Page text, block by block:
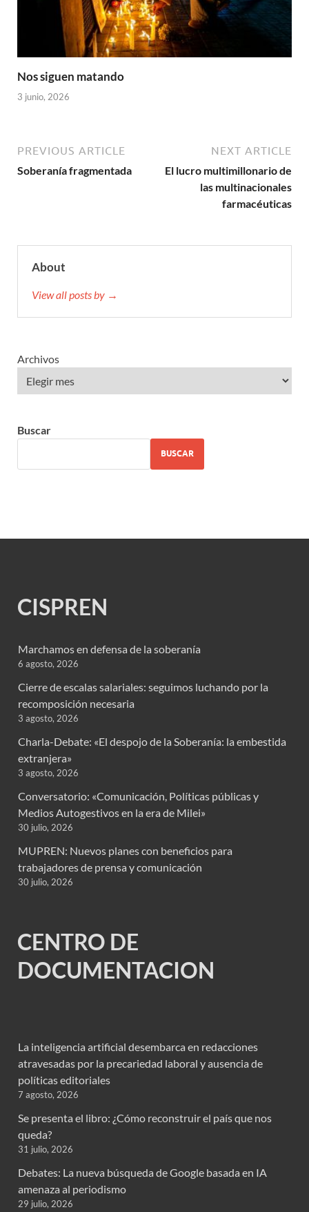
Nos siguen matando
3 junio, 2026
PREVIOUS ARTICLE
Soberanía fragmentada
NEXT ARTICLE
El lucro multimillonario de
las multinacionales
farmacéuticas
About
View all posts by →
Archivos
Buscar
BUSCAR
CISPREN
Marchamos en defensa de la soberanía
6 agosto, 2026
Cierre de escalas salariales: seguimos luchando por la
recomposición necesaria
3 agosto, 2026
Charla-Debate: «El despojo de la Soberanía: la embestida
extranjera»
3 agosto, 2026
Conversatorio: «Comunicación, Políticas públicas y
Medios Autogestivos en la era de Milei»
30 julio, 2026
MUPREN: Nuevos planes con beneficios para
trabajadores de prensa y comunicación
30 julio, 2026
CENTRO DE
DOCUMENTACION
La inteligencia artificial desembarca en redacciones
atravesadas por la precariedad laboral y ausencia de
políticas editoriales
7 agosto, 2026
Se presenta el libro: ¿Cómo reconstruir el país que nos
queda?
31 julio, 2026
Debates: La nueva búsqueda de Google basada en IA
amenaza al periodismo
29 julio, 2026